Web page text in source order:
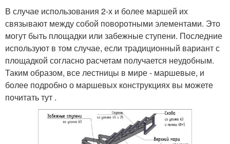
В случае использования 2-х и более маршей их
связывают между собой поворотными элементами. Это
могут быть площадки или забежные ступени. Последние
используют в том случае, если традиционный вариант с
площадкой согласно расчетам получается неудобным.
Таким образом, все лестницы в мире - маршевые, и
более подробно о маршевых конструкциях вы можете
почитать тут .